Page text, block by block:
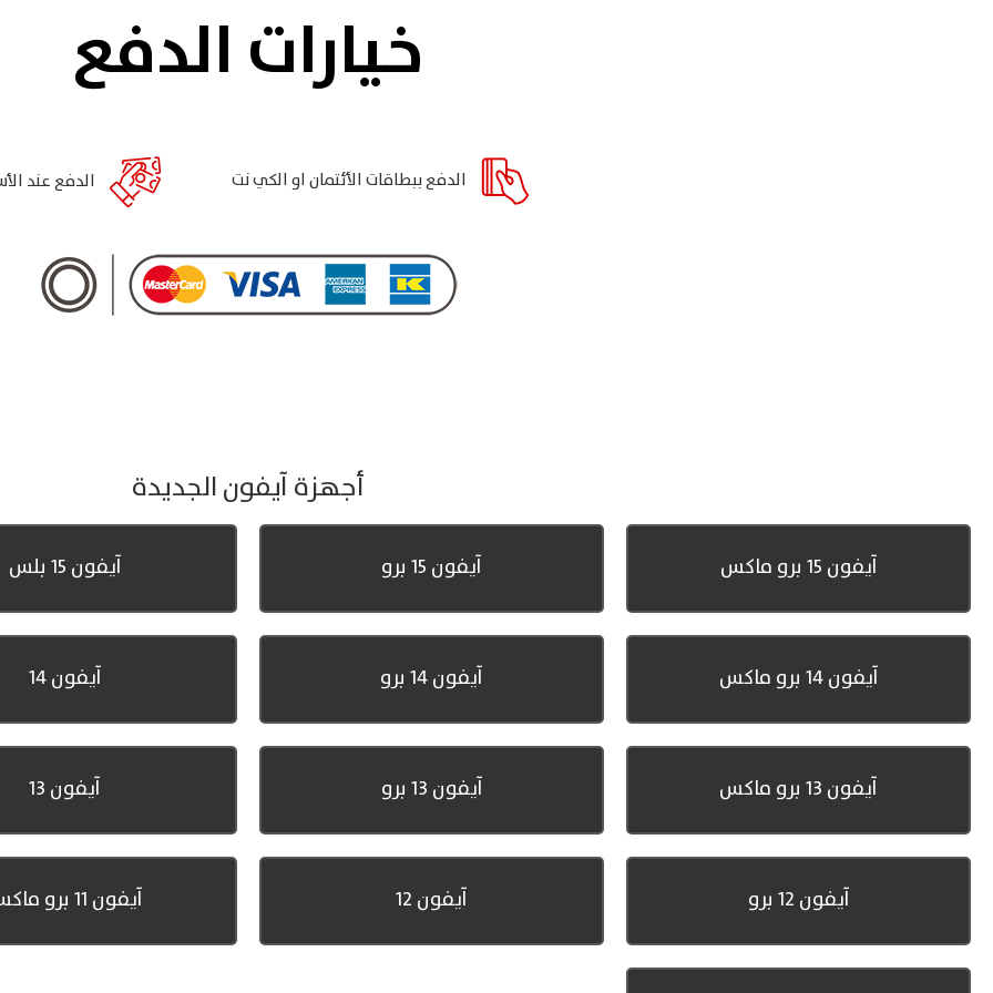
خيارات الدفع
الدفع ببطاقات الأئتمان او الكي نت الدفع عند
أجهزة آيفون الجديدة
آيفون 15 برو ماكس آيفون 15 برو آيفون 15 بلس
آيفون 14 برو ماكس آيفون 14 برو آيفون 14
آيفون 13 برو ماكس آيفون 13 برو آيفون 13
آيفون 12 برو آيفون 12 آيفون 11 برو ماكس